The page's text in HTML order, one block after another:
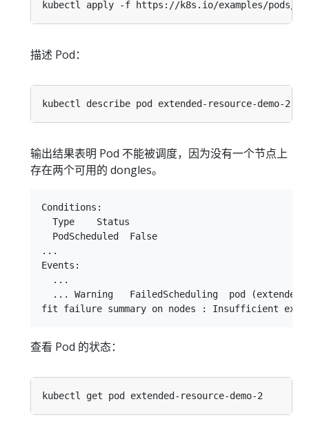
描述 Pod：
输出结果表明 Pod 不能被调度，因为没有一个节点上
存在两个可用的 dongles。
Conditions:
  Type    Status
  PodScheduled  False
...
Events:
  ...
... Warning   FailedScheduling  pod
查看 Pod 的状态：